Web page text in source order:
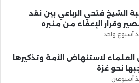
الشيخ فتحي الرباعي بين نقد
وقرار الإعفاء من منبره
أسبوع واحد
العلماء لاستنهاض الأمة وتذكيرها
نحو غزة
أسبوعين